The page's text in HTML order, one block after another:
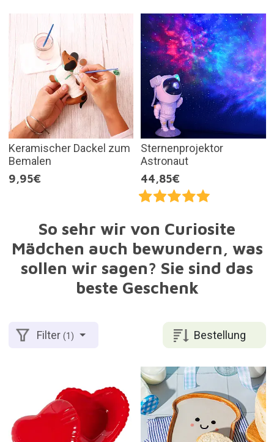
Keramischer Dackel zum
Bemalen
9,95€
Sternenprojektor
Astronaut
44,85€
So sehr wir von Curiosite
Mädchen auch bewundern, was
sollen wir sagen? Sie sind das
beste Geschenk
Bestellung
Filter(1)